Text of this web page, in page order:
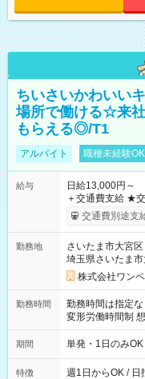
ちいさいかわいい
場所で働ける☆来
もらえる◎/T1
アルバイト 職種未経験OK
給与
日給13,000円～
＋交通費支給 ★交通費全額支給！ ┗案件により規定あり ★日払
いOK！（規定あ
ンビニATMから 日払
交通費別途支
勤務地
さいたま市大宮区
埼玉県さいたま市
株式会社ワン
勤務時間
勤務時間は指定な
変形労働時間制 想定労働時
～21：00
期間 単発・1日のみOK
特徴
週1日からOK / 日